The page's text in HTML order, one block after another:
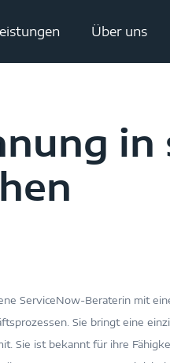
Über uns
ServiceNow-Beraterin mit
Sie bringt eine
Sie ist bekannt für ihre